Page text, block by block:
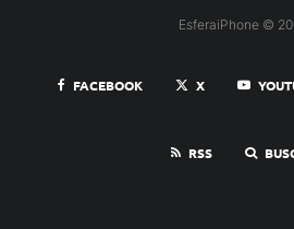
EsferaiPhone ©
FACEBOOK X
RSS